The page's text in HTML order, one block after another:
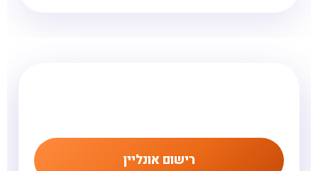
רישום אונליין